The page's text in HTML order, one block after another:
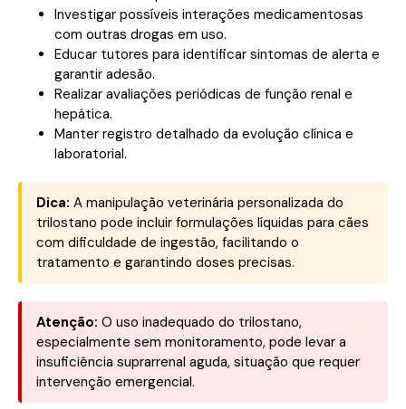
Investigar possíveis interações medicamentosas
com outras drogas em uso.
Educar tutores para identificar sintomas de alerta e
garantir adesão.
Realizar avaliações periódicas de função renal e
hepática.
Manter registro detalhado da evolução clínica e
laboratorial.
Dica: A manipulação veterinária personalizada do
trilostano pode incluir formulações líquidas para cães
com dificuldade de ingestão, facilitando o
tratamento e garantindo doses precisas.
Atenção: O uso inadequado do trilostano,
especialmente sem monitoramento, pode levar a
insuficiência suprarrenal aguda, situação que requer
intervenção emergencial.